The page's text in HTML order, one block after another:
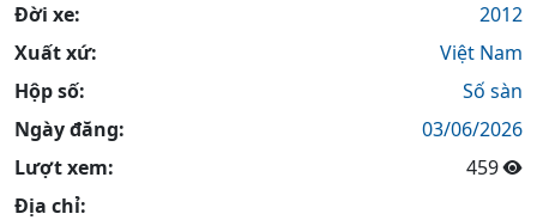
Đời xe:
2012
Xuất xứ:
Việt Nam
Hộp số:
Số sàn
Ngày đăng:
03/06/2026
Lượt xem:
459
Địa chỉ: